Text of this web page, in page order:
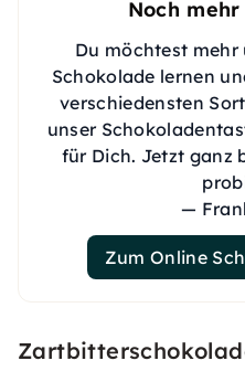
Noch
Du möchtest
Schokolade lernen
verschiedensten
unser
für Dich. Jetzt ganz
—
Zum Online